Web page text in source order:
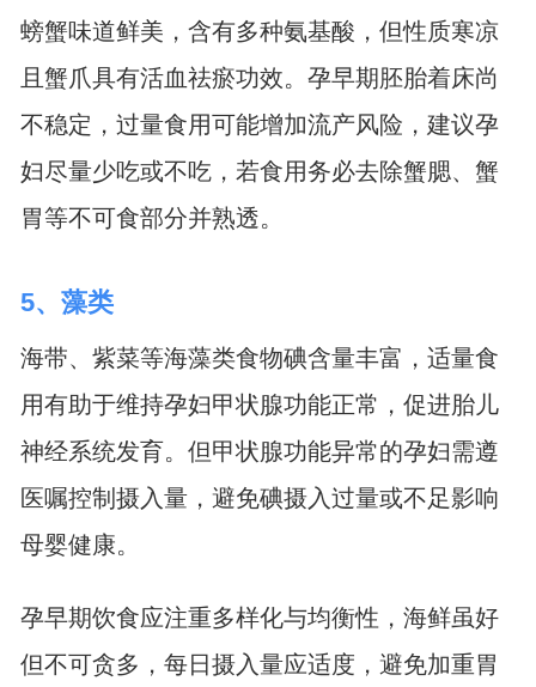
螃蟹味道鲜美，含有多种氨基酸，但性质寒凉
且蟹爪具有活血祛瘀功效。孕早期胚胎着床尚
不稳定，过量食用可能增加流产风险，建议孕
妇尽量少吃或不吃，若食用务必去除蟹腮、蟹
胃等不可食部分并熟透。
5、藻类
海带、紫菜等海藻类食物碘含量丰富，适量食
用有助于维持孕妇甲状腺功能正常，促进胎儿
神经系统发育。但甲状腺功能异常的孕妇需遵
医嘱控制摄入量，避免碘摄入过量或不足影响
母婴健康。
孕早期饮食应注重多样化与均衡性，海鲜虽好
但不可贪多，每日摄入量应适度，避免加重胃